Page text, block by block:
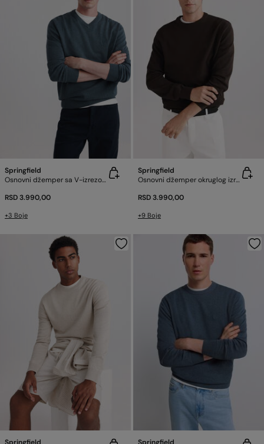
Springfield
Osnovni džemper sa V-izrezom
RSD 3.990,00
+3 Boje
Springfield
Osnovni džemper okruglog izreza
RSD 3.990,00
+9 Boje